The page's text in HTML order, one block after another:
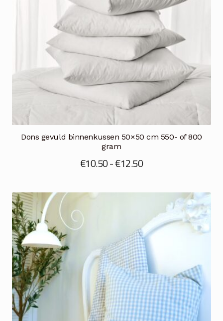
Dons gevuld binnenkussen 50×50 cm 550- of 800
gram
€10.50-€12.50Prijsklasse:
tot
€12.50